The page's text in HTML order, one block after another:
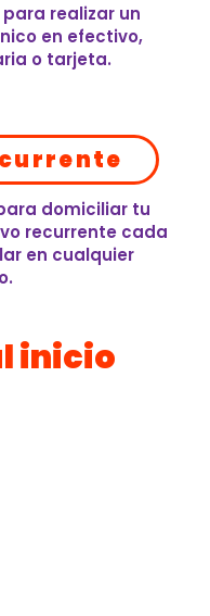
realizar un
en efectivo,
o tarjeta.
domiciliar tu
recurrente cada
en cualquier
inicio